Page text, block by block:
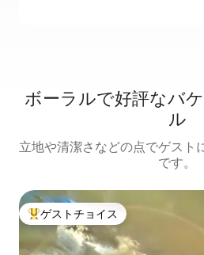
ボーラルで好評なバ
ル
立地や清潔さなどの点でゲスト
です。
大好評のゲストチョイスです。
ゲストチョイス